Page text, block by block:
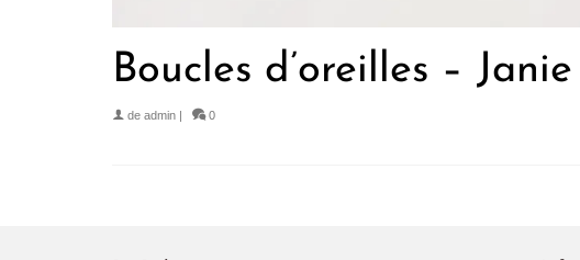
Boucles d’oreilles – Janie
de admin | 0